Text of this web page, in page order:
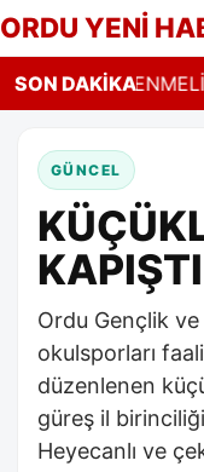
ORDU YENİ
SON DAKİKA
GÜNCELLENMELİ"
GÜNCEL
KAPIŞTI
Ordu Gençlik
okulsporları
düzenlenen
güreş il
Heyecanlı ve